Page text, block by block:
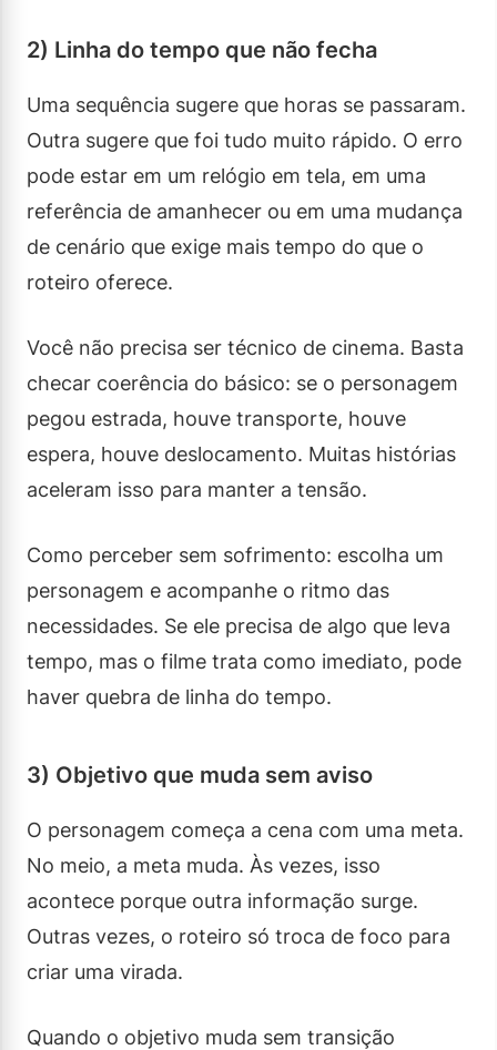
2) Linha do tempo que não fecha
Uma sequência sugere que horas se passaram.
Outra sugere que foi tudo muito rápido. O erro
pode estar em um relógio em tela, em uma
referência de amanhecer ou em uma mudança
de cenário que exige mais tempo do que o
roteiro oferece.
Você não precisa ser técnico de cinema. Basta
checar coerência do básico: se o personagem
pegou estrada, houve transporte, houve
espera, houve deslocamento. Muitas histórias
aceleram isso para manter a tensão.
Como perceber sem sofrimento: escolha um
personagem e acompanhe o ritmo das
necessidades. Se ele precisa de algo que leva
tempo, mas o filme trata como imediato, pode
haver quebra de linha do tempo.
3) Objetivo que muda sem aviso
O personagem começa a cena com uma meta.
No meio, a meta muda. Às vezes, isso
acontece porque outra informação surge.
Outras vezes, o roteiro só troca de foco para
criar uma virada.
Quando o objetivo muda sem transição